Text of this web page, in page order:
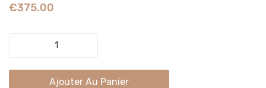
€375.00
quantity
Ajouter Au Panier